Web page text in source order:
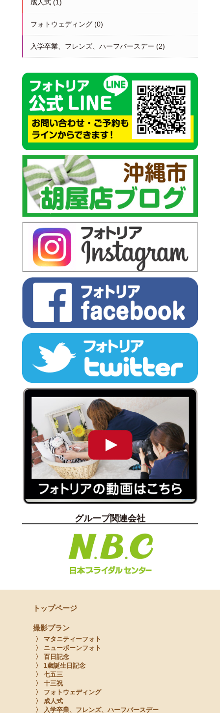
成人式(1)
フォトウェディング(0)
入学卒業、フレンズ、ハーフバースデー (2)
グループ関連会社
トップページ
撮影プラン
〉 マタニティーフォト
〉 ニューボーンフォト
〉 百日記念
〉 1歳誕生日記念
〉 七五三
〉 十三祝
〉 フォトウェディング
〉 成人式
〉 入学卒業、フレンズ、ハーフバースデー